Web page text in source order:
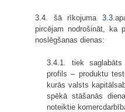
3.4. šā rīkojuma 3.3
pircējam nodrošināt, ka
noslēgšanas dienas:
3.4.1. tiek saglabāts
profils – produktu
kurās valsts
spēkā stāšanās
noteiktie